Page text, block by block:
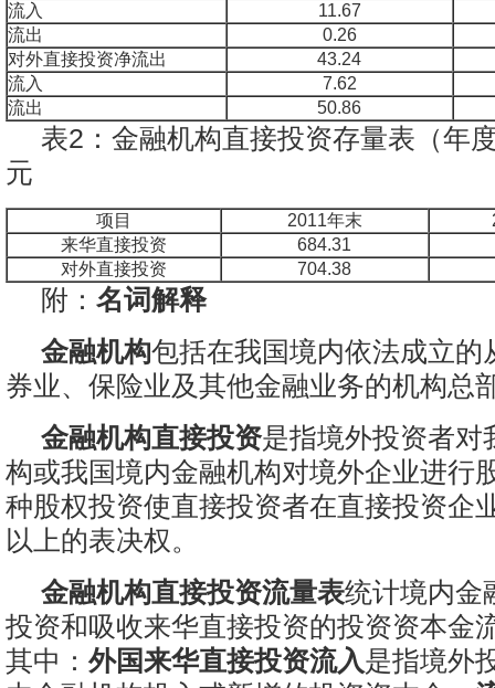
流入
11.67
流出
0.26
对外直接投资净流出
43.24
流入
7.62
流出
50.86
表2：金融机构直接投资存量表（年
元
项目 2011年末
来华直接投资
684.31
对外直接投资
704.38
附： 名词解释
金融机构包括在我国境内依法成立的
券业、保险业及其他金融业务的机构总
金融机构直接投资是指境外投资者对
构或我国境内金融机构对境外企业进行
种股权投资使直接投资者在直接投资企
以上的表决权。
金融机构直接投资流量表统计境内金
投资和吸收来华直接投资的投资资本金
其中： 外国来华直接投资流入是指境外